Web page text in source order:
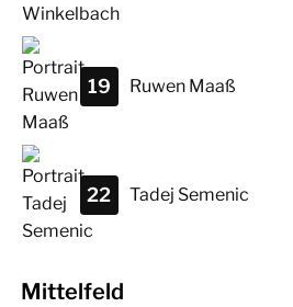
Ruwen Maaß
19
Tadej Semenic
22
Mittelfeld